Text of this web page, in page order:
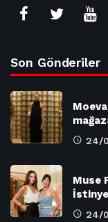
Son Gönderiler
24/
Muse
24/